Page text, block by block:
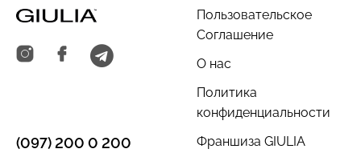
Пользовательское
Соглашение
О нас
Политика
конфиденциальности
Франшиза GIULIA
(097) 200 0 200